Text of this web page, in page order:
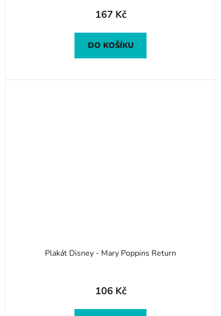
167 Kč
DO KOŠÍKU
Plakát Disney - Mary Poppins Return
106 Kč